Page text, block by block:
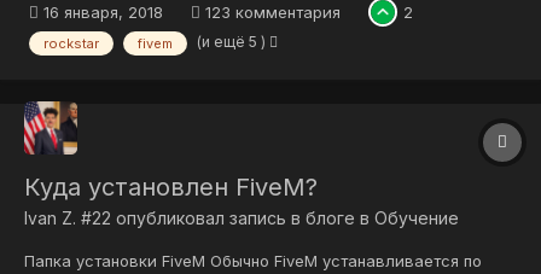
количество русскоязычных сообществ, и эта цифра каждый
день увеличивается. Хорошо это или плохо - мы не знаем.
16 января, 2018 123 комментария 2
rockstar fivem (и ещё 5 )
Куда установлен FiveM?
Ivan Z. #22 опубликовал запись в блоге в Обучение
Папка установки FiveM Обычно FiveM устанавливается по